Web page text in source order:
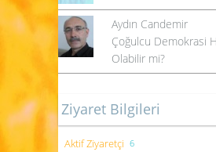
Aydın Candemir
Çoğulcu Demokrasi
Olabilir mi?
Ziyaret Bilgileri
Aktif Ziyaretçi 6